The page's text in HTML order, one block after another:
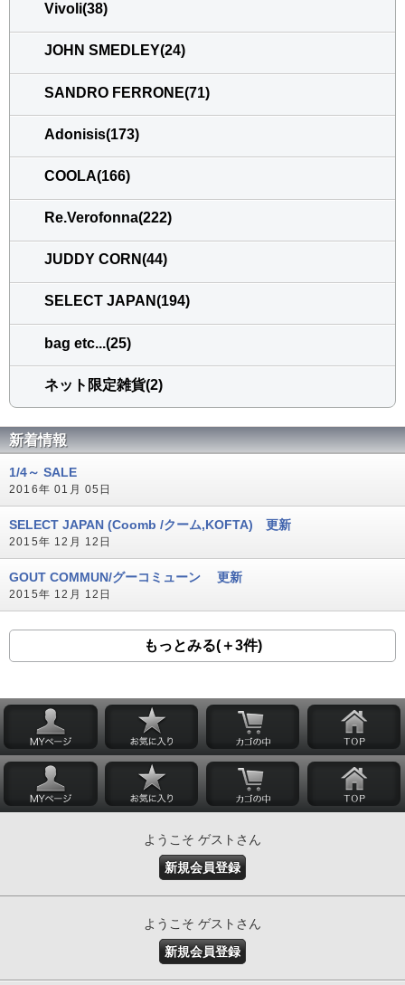
Vivoli(38)
JOHN SMEDLEY(24)
SANDRO FERRONE(71)
Adonisis(173)
COOLA(166)
Re.Verofonna(222)
JUDDY CORN(44)
SELECT JAPAN(194)
bag etc...(25)
ネット限定雑貨(2)
新着情報
1/4～ SALE
2016年 01月 05日
SELECT JAPAN (Coomb /クーム,KOFTA) 更新
2015年 12月 12日
GOUT COMMUN/グーコミューン 更新
2015年 12月 12日
もっとみる(＋3件)
ようこそ ゲストさん
新規会員登録
ようこそ ゲストさん
新規会員登録